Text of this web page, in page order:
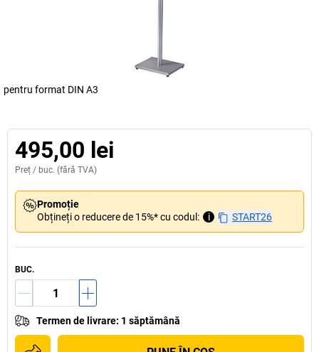
pentru format DIN A3
495,00 lei
Preț / buc. (fără TVA)
Promoție
Obțineți o reducere de 15%* cu codul:
i START26
BUC.
Termen de livrare: 1 săptămână